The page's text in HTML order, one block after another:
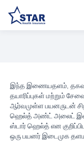
இந்த இணையதளம்,
தயாரிப்புகள் மற்றும்
ஆர்வமுள்ள பயனருடன்
ஹெல்த் அண்ட் அலைட்
ஸ்டார் ஹெல்த் என
ஒரு பயனர் இடைமுக